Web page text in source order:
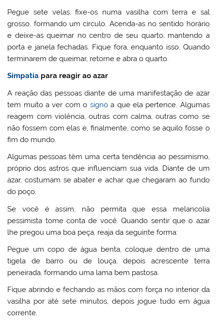
Pegue sete velas, fixe-os numa vasilha com terra e sal
grosso, formando um círculo. Acenda-as no sentido horário
e deixe-as queimar no centro de seu quarto, mantendo a
porta e janela fechadas. Fique fora, enquanto isso. Quando
terminarem de queimar, retorne e abra o quarto.
Simpatia para reagir ao azar
A reação das pessoas diante de uma manifestação de azar
tem muito a ver com o signoa que ela pertence. Algumas
reagem com violência, outras com calma, outras como se
não fossem com elas e, finalmente, como se aquilo fosse o
fim do mundo.
Algumas pessoas têm uma certa tendência ao pessimismo,
próprio dos astros que influenciam sua vida. Diante de um
azar, costumam se abater e achar que chegaram ao fundo
do poço.
Se você é assim, não permita que essa melancolia
pessimista tome conta de você. Quando sentir que o azar
lhe pregou uma boa peça, reaja da seguinte forma:
Pegue um copo de água benta, coloque dentro de uma
tigela de barro ou de louça, depois acrescente terra
peneirada, formando uma lama bem pastosa.
Fique abrindo e fechando as mãos com força no interior da
vasilha por até sete minutos, depois jogue tudo em água
corrente.